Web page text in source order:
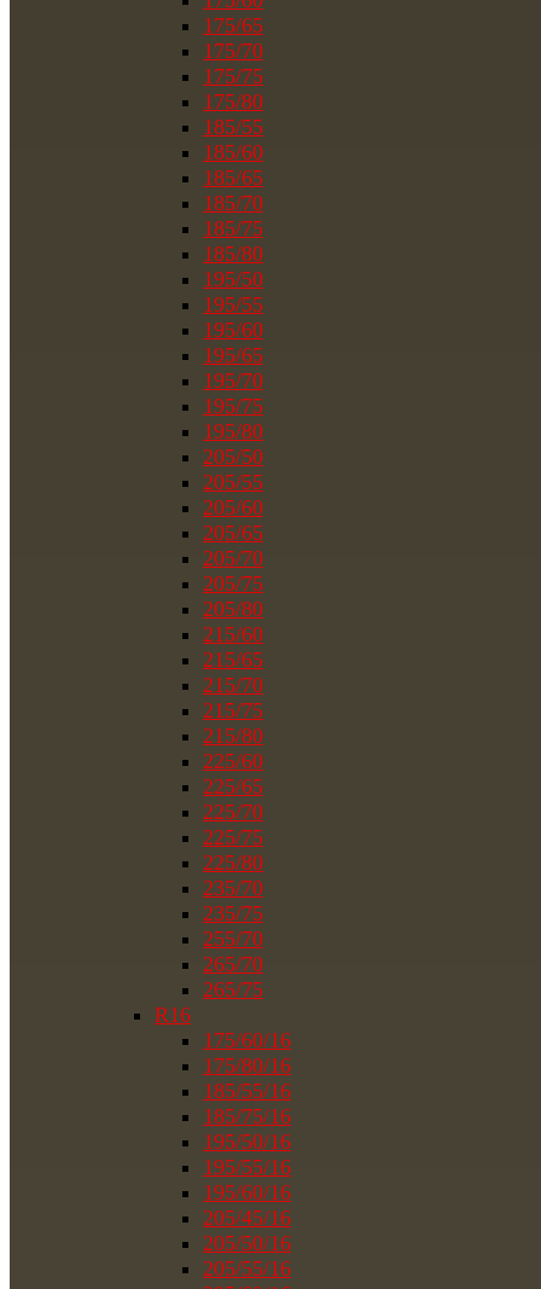
175/65
175/70
175/75
175/80
185/55
185/60
185/65
185/70
185/75
185/80
195/50
195/55
195/60
195/65
195/70
195/75
195/80
205/50
205/55
205/60
205/65
205/70
205/75
205/80
215/60
215/65
215/70
215/75
215/80
225/60
225/65
225/70
225/75
225/80
235/70
235/75
255/70
265/70
265/75
R16
175/60/16
175/80/16
185/55/16
185/75/16
195/50/16
195/55/16
195/60/16
205/45/16
205/50/16
205/55/16